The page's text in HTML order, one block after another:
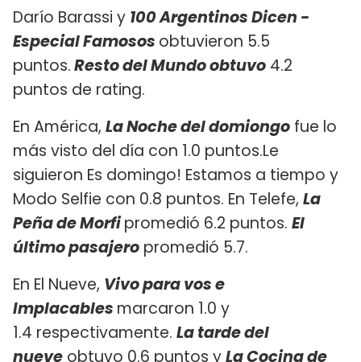
Darío Barassi y 100 Argentinos Dicen -
Especial Famosos obtuvieron 5.5
puntos.Resto del Mundo obtuvo 4.2
puntos de rating.
En América, La Noche del domiongo fue lo
más visto del día con 1.0 puntos.Le
siguieron Es domingo! Estamos a tiempo y
Modo Selfie con 0.8 puntos. En Telefe, La
Peña de Morfipromedió 6.2 puntos. El
último pasajero promedió 5.7.
En El Nueve, Vivo para vos e
Implacables marcaron 1.0 y
1.4 respectivamente. La tarde del
nueve obtuvo 0.6 puntos yLa Cocina de